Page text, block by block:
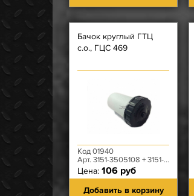
Бачок круглый ГТЦ
с.о., ГЦС 469
Код 01940
Арт. 3151-3505108 + 3151-3505110
Цена: 106 руб
Добавить в корзину